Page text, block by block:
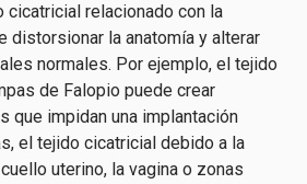
cicatricial relacionado con la
distorsionar la anatomía y alterar
normales. Por ejemplo, el tejido
de Falopio puede crear
que impidan una implantación
el tejido cicatricial debido a la
uterino, la vagina o zonas